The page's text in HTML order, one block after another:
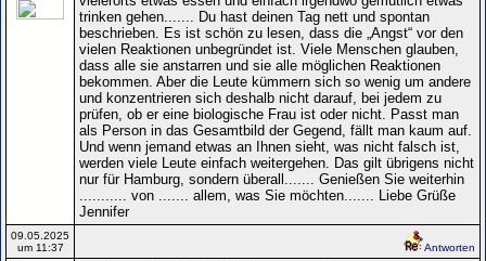
trinken gehen....... Du hast deinen Tag nett und spontan
beschrieben. Es ist schön zu lesen, dass die „Angst“ vor den
vielen Reaktionen unbegründet ist. Viele Menschen glauben,
dass alle sie anstarren und sie alle möglichen Reaktionen
bekommen. Aber die Leute kümmern sich so wenig um andere
und konzentrieren sich deshalb nicht darauf, bei jedem zu
prüfen, ob er eine biologische Frau ist oder nicht. Passt man
als Person in das Gesamtbild der Gegend, fällt man kaum auf.
Und wenn jemand etwas an Ihnen sieht, was nicht falsch ist,
werden viele Leute einfach weitergehen. Das gilt übrigens nicht
nur für Hamburg, sondern überall....... Genießen Sie weiterhin
........... von ....... allem, was Sie möchten....... Liebe Grüße
Jennifer
09.05.2025
um 11:37
Antworten